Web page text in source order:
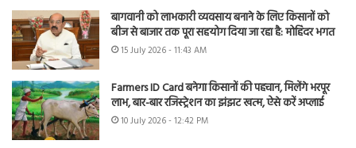
बागवानी को लाभकारी व्यवसाय बनाने के लिए किसानों को
बीज से बाजार तक पूरा सहयोग दिया जा रहा है: मोहिंदर भगत
15 July 2026 - 11:43 AM
Farmers ID Card बनेगा किसानों की पहचान, मिलेंगे भरपूर
लाभ, बार-बार रजिस्ट्रेशन का झंझट खत्म, ऐसे करें अप्लाई
10 July 2026 - 12:42 PM